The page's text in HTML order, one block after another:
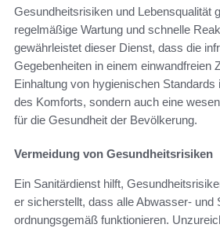
Gesundheitsrisiken und Lebensqualität
regelmäßige Wartung und schnelle
gewährleistet dieser Dienst, dass die
Gegebenheiten in einem einwandfreien
Einhaltung von hygienischen
des Komforts, sondern auch eine
für die Gesundheit der Bevölkerung.
Vermeidung von Gesundheitsrisiken
Ein Sanitärdienst hilft,
er sicherstellt, dass alle Abwasser- und
ordnungsgemäß funktionieren.